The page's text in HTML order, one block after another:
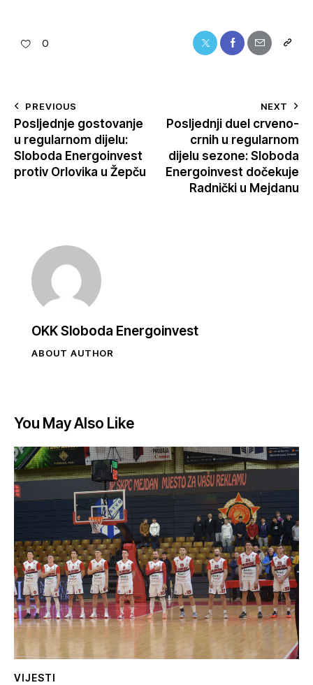
0
PREVIOUS
Posljednje gostovanje
u regularnom dijelu:
Sloboda Energoinvest
protiv Orlovika u Žepču
NEXT
Posljednji duel crveno-
crnih u regularnom
dijelu sezone: Sloboda
Energoinvest dočekuje
Radnički u Mejdanu
OKK Sloboda Energoinvest
ABOUT AUTHOR
You May Also Like
VIJESTI